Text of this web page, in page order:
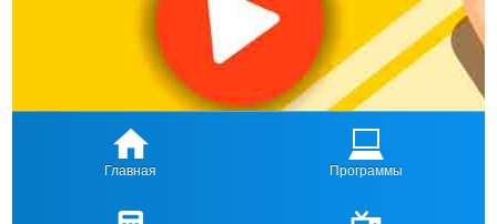
Главная Программы